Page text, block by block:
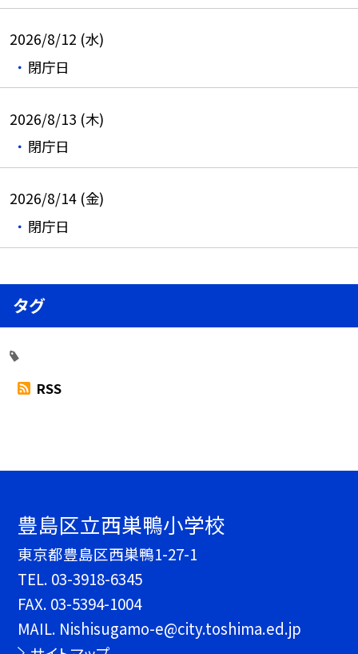
2026/8/12 (水)
閉庁日
2026/8/13 (木)
閉庁日
2026/8/14 (金)
閉庁日
タグ
RSS
豊島区立西巣鴨小学校
東京都豊島区西巣鴨1-27-1
TEL. 03-3918-6345
FAX. 03-5394-1004
MAIL. Nishisugamo-e@city.toshima.ed.jp